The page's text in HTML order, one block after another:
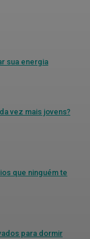
sua energia
vez mais jovens?
que ninguém te
para dormir